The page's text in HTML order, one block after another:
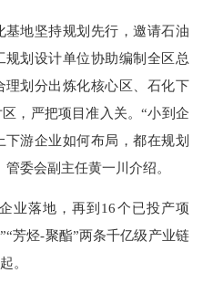
地坚持规划先行，邀请石油
划设计单位协助编制全区总
划分出炼化核心区、石化下
，严把项目准入关。“小到企
游企业如何布局，都在规划
委会副主任黄一川介绍。
落地，再到16个已投产项
芳烃-聚酯”两条千亿级产业链
。